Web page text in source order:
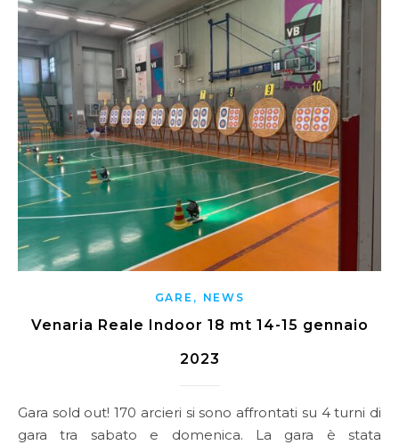
GARE , NEWS
Venaria Reale Indoor 18 mt 14-15 gennaio
2023
Gara sold out! 170 arcieri si sono affrontati su 4 turni di
gara tra sabato e domenica. La gara è stata